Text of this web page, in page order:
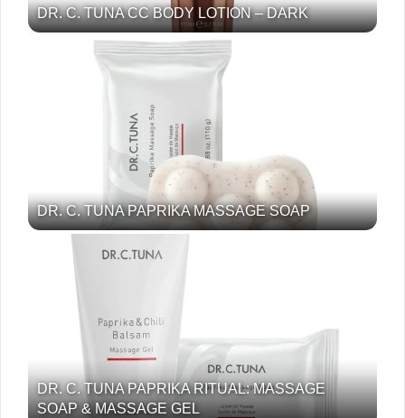
DR. C. TUNA CC BODY LOTION – DARK
DR. C. TUNA PAPRIKA MASSAGE SOAP
DR. C. TUNA PAPRIKA RITUAL: MASSAGE
SOAP & MASSAGE GEL